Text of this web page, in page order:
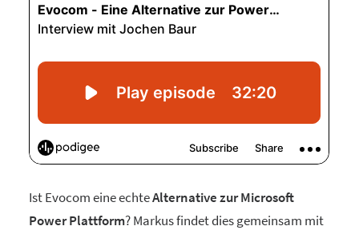
Ist Evocom eine echteAlternative zur Microsoft
Power Plattform? Markus findet dies gemeinsam mit